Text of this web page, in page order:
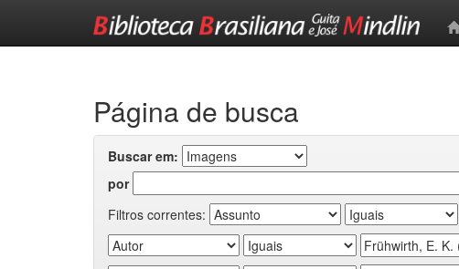
Página de busca
Buscar em:
por
Filtros correntes: